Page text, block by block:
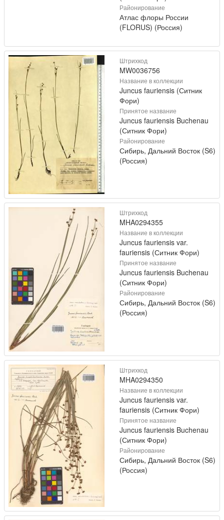
Районирование
Атлас флоры России
(FLORUS) (Россия)
Штрихкод
MW0036756
Название в коллекции
Juncus fauriensis (Ситник
Фори)
Принятое название
Juncus fauriensis Buchenau
(Ситник Фори)
Районирование
Сибирь, Дальний Восток (S6)
(Россия)
Штрихкод
MHA0294355
Название в коллекции
Juncus fauriensis var.
fauriensis (Ситник Фори)
Принятое название
Juncus fauriensis Buchenau
(Ситник Фори)
Районирование
Сибирь, Дальний Восток (S6)
(Россия)
Штрихкод
MHA0294350
Название в коллекции
Juncus fauriensis var.
fauriensis (Ситник Фори)
Принятое название
Juncus fauriensis Buchenau
(Ситник Фори)
Районирование
Сибирь, Дальний Восток (S6)
(Россия)